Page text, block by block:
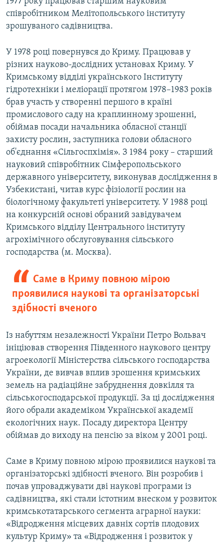
співробітником Мелітопольського інституту
зрошуваного садівництва.
У 1978 році повернувся до Криму. Працював у
різних науково-дослідних установах Криму. У
Кримському відділі українського Інституту
гідротехніки і меліорації протягом 1978–1983 років
брав участь у створенні першого в країні
промислового саду на краплинному зрошенні,
обіймав посади начальника обласної станції
захисту рослин, заступника голови обласного
об'єднання «Сільгоспхімія». З 1984 року – старший
науковий співробітник Сімферопольського
державного університету, виконував дослідження в
Узбекистані, читав курс фізіології рослин на
біологічному факультеті університету. У 1988 році
на конкурсній основі обраний завідувачем
Кримського відділу Центрального інституту
агрохімічного обслуговування сільського
господарства (м. Москва).
Саме в Криму повною мірою
проявилися наукові та організаторські
здібності вченого
Із набуттям незалежності України Петро Вольвач
ініціював створення Південного наукового центру
агроекології Міністерства сільського господарства
України, де вивчав вплив зрошення кримських
земель на радіаційне забруднення довкілля та
сільськогосподарської продукції. За ці дослідження
його обрали академіком Української академії
екологічних наук. Посаду директора Центру
обіймав до виходу на пенсію за віком у 2001 році.
Саме в Криму повною мірою проявилися наукові та
організаторські здібності вченого. Він розробив і
почав упроваджувати дві наукові програми із
садівництва, які стали істотним внеском у розвиток
кримськотатарського сегмента аграрної науки:
«Відродження місцевих давніх сортів плодових
культур Криму» та «Відродження і розвиток у